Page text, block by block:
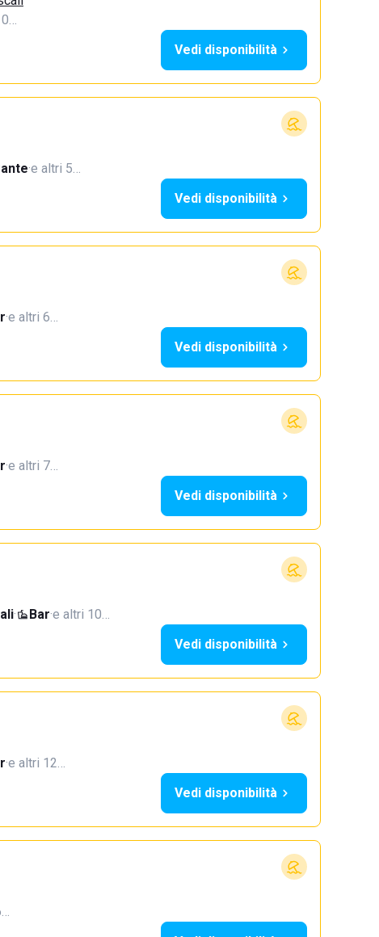
Vedi disponibilità
·e altri 5…
Vedi disponibilità
·e altri 6…
Vedi disponibilità
·e altri 7…
Vedi disponibilità
· Bar·e altri 10…
Vedi disponibilità
·e altri 12…
Vedi disponibilità